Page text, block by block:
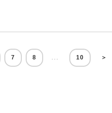
7 8 ... 10 ＞